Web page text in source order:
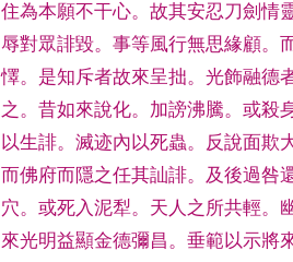
住為本願不干心。故其安忍刀劍情
辱對眾誹毀。事等風行無思緣顧。
懌。 是知斥者故來呈拙。光飾融德
之。昔如來說化。 加謗沸騰。或殺
以生誹。滅迹內以死蟲。
反說面欺
而佛府而隱之任其訕誹。 及後過咎
穴。或死入泥犁。 天人之所共輕。
來光明益顯金德彌昌。垂範以示將